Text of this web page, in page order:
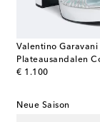
Valentino Garavani
€ 1.100
original price
Neue Saison